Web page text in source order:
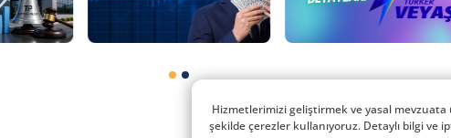
Hizmetlerimizi geliştirmek ve yasal mevzuata
şekilde çerezler kullanıyoruz. Detaylı bilgi ve